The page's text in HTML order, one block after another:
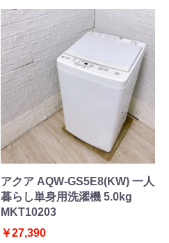
アクア AQW-GS5E8(KW) 一人
暮らし単身用洗濯機 5.0kg
MKT10203
￥27,390